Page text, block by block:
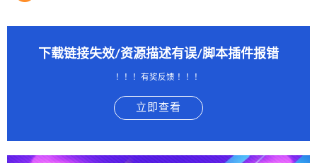
下载链接失效/资源描述有误/脚本插件报错
！！！有奖反馈 ！！！
立即查看